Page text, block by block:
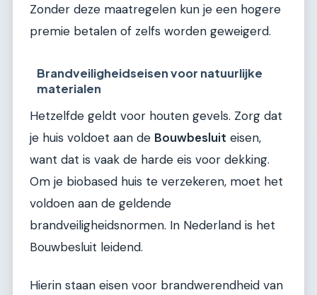
Zonder deze maatregelen kun je een hogere
premie betalen of zelfs worden geweigerd.
Brandveiligheidseisen voor natuurlijke
materialen
Hetzelfde geldt voor houten gevels. Zorg dat
je huis voldoet aan de Bouwbesluit eisen,
want dat is vaak de harde eis voor dekking.
Om je biobased huis te verzekeren, moet het
voldoen aan de geldende
brandveiligheidsnormen. In Nederland is het
Bouwbesluit leidend.
Hierin staan eisen voor brandwerendheid van